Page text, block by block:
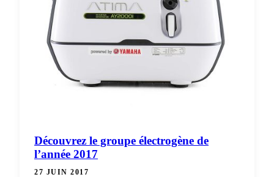
Découvrez le groupe électrogène de
l’année 2017
27 JUIN 2017